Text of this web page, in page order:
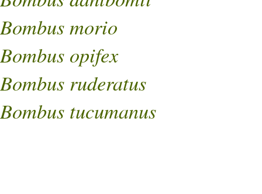
Bombus morio
Bombus opifex
Bombus ruderatus
Bombus tucumanus